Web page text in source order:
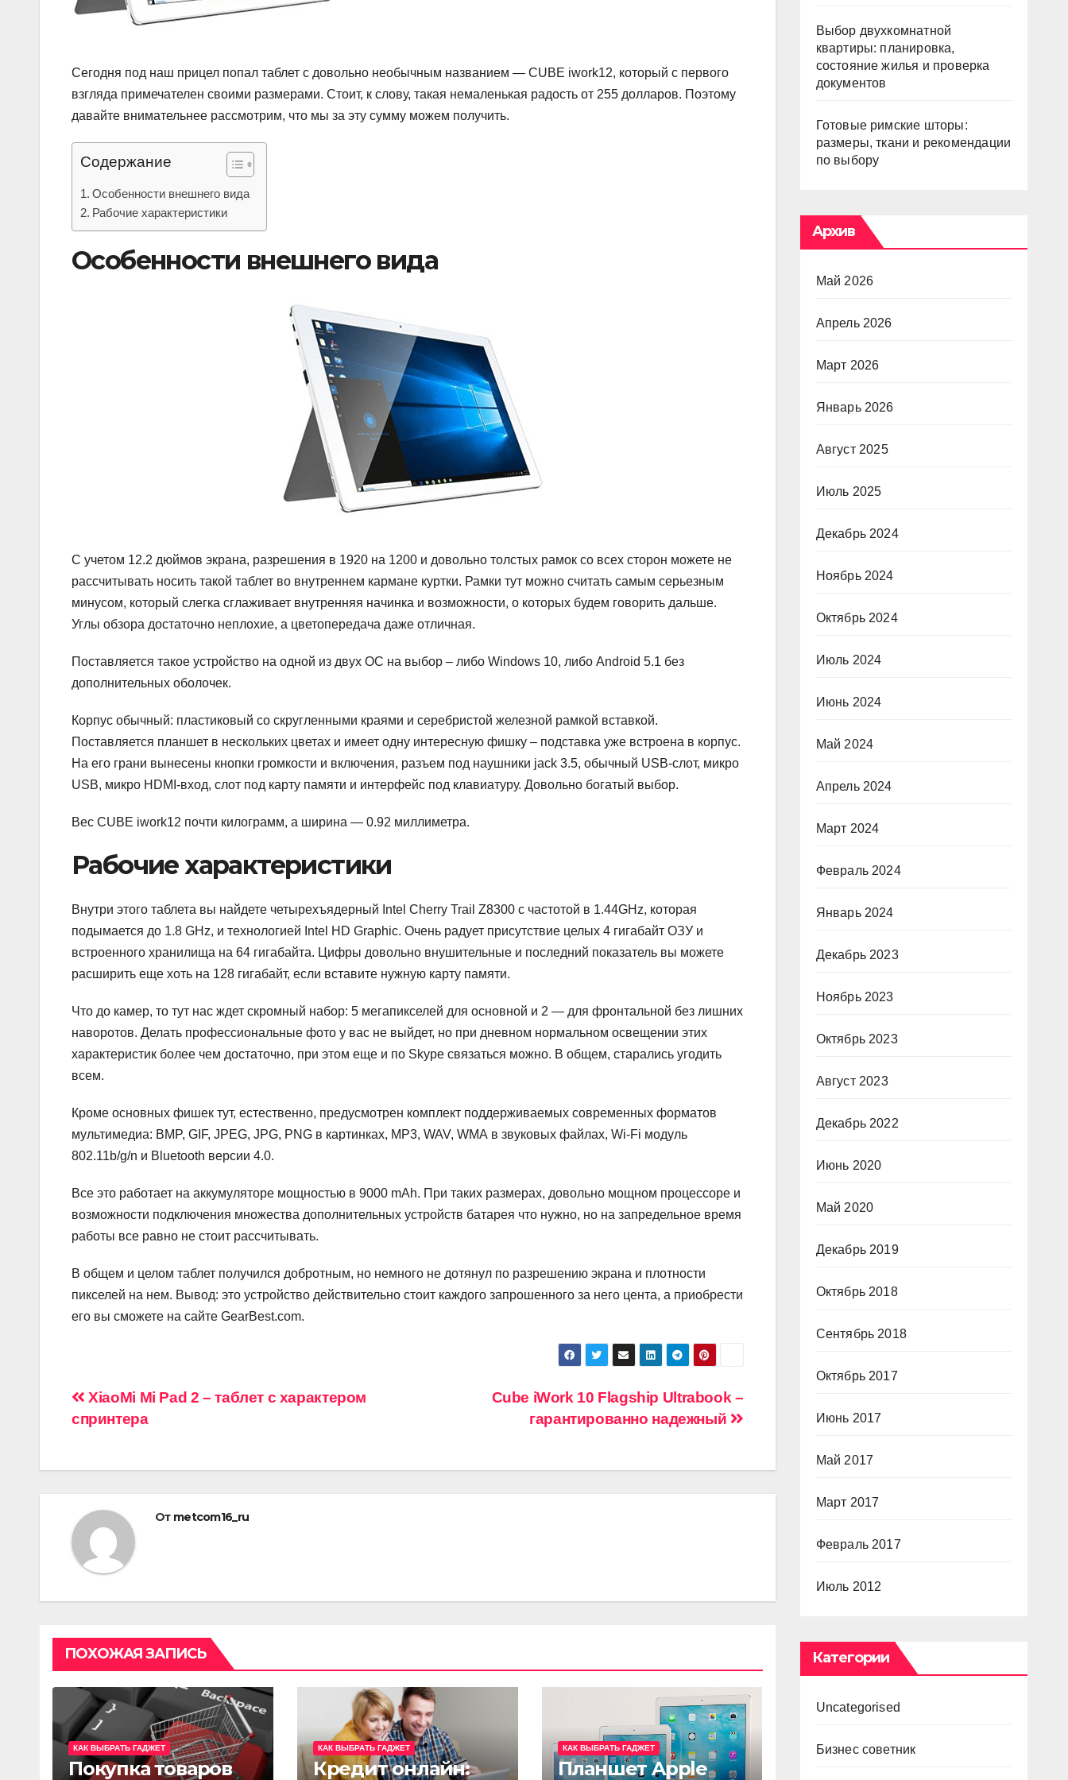
Сегодня под наш прицел попал таблет с довольно необычным названием — CUBE iwork12, который с первого
взгляда примечателен своими размерами. Стоит, к слову, такая немаленькая радость от 255 долларов. Поэтому
давайте внимательнее рассмотрим, что мы за эту сумму можем получить.
Содержание
Особенности внешнего вида
Рабочие характеристики
Особенности внешнего вида
С учетом 12.2 дюймов экрана, разрешения в 1920 на 1200 и довольно толстых рамок со всех сторон можете не
рассчитывать носить такой таблет во внутреннем кармане куртки. Рамки тут можно считать самым серьезным
минусом, который слегка сглаживает внутренняя начинка и возможности, о которых будем говорить дальше.
Углы обзора достаточно неплохие, а цветопередача даже отличная.
Поставляется такое устройство на одной из двух ОС на выбор – либо Windows 10, либо Android 5.1 без
дополнительных оболочек.
Корпус обычный: пластиковый со скругленными краями и серебристой железной рамкой вставкой.
Поставляется планшет в нескольких цветах и имеет одну интересную фишку – подставка уже встроена в корпус.
На его грани вынесены кнопки громкости и включения, разъем под наушники jack 3.5, обычный USB-слот, микро
USB, микро HDMI-вход, слот под карту памяти и интерфейс под клавиатуру. Довольно богатый выбор.
Вес CUBE iwork12 почти килограмм, а ширина — 0.92 миллиметра.
Рабочие характеристики
Внутри этого таблета вы найдете четырехъядерный Intel Cherry Trail Z8300 c частотой в 1.44GHz, которая
подымается до 1.8 GHz, и технологией Intel HD Graphic. Очень радует присутствие целых 4 гигабайт ОЗУ и
встроенного хранилища на 64 гигабайта. Цифры довольно внушительные и последний показатель вы можете
расширить еще хоть на 128 гигабайт, если вставите нужную карту памяти.
Что до камер, то тут нас ждет скромный набор: 5 мегапикселей для основной и 2 — для фронтальной без лишних
наворотов. Делать професcиональные фото у вас не выйдет, но при дневном нормальном освещении этих
характеристик более чем достаточно, при этом еще и по Skype связаться можно. В общем, старались угодить
всем.
Кроме основных фишек тут, естественно, предусмотрен комплект поддерживаемых современных форматов
мультимедиа: BMP, GIF, JPEG, JPG, PNG в картинках, MP3, WAV, WMA в звуковых файлах, Wi-Fi модуль
802.11b/g/n и Bluetooth версии 4.0.
Все это работает на аккумуляторе мощностью в 9000 mAh. При таких размерах, довольно мощном процессоре и
возможности подключения множества дополнительных устройств батарея что нужно, но на запредельное время
работы все равно не стоит рассчитывать.
В общем и целом таблет получился добротным, но немного не дотянул по разрешению экрана и плотности
пикселей на нем. Вывод: это устройство действительно стоит каждого запрошенного за него цента, а приобрести
его вы сможете на сайте GearBest.com.
Навигация
по
записям
Cube iWork 10 Flagship Ultrabook –
гарантированно надежный
XiaoMi Mi Pad 2 – таблет с характером
спринтера
От metcom16_ru
ПОХОЖАЯ ЗАПИСЬ
КАК ВЫБРАТЬ ГАДЖЕТ
Покупка товаров
КАК ВЫБРАТЬ ГАДЖЕТ
Кредит онлайн:
КАК ВЫБРАТЬ ГАДЖЕТ
Планшет Apple
Выбор двухкомнатной
квартиры: планировка,
состояние жилья и проверка
документов
Готовые римские шторы:
размеры, ткани и рекомендации
по выбору
Архив
Май 2026
Апрель 2026
Март 2026
Январь 2026
Август 2025
Июль 2025
Декабрь 2024
Ноябрь 2024
Октябрь 2024
Июль 2024
Июнь 2024
Май 2024
Апрель 2024
Март 2024
Февраль 2024
Январь 2024
Декабрь 2023
Ноябрь 2023
Октябрь 2023
Август 2023
Декабрь 2022
Июнь 2020
Май 2020
Декабрь 2019
Октябрь 2018
Сентябрь 2018
Октябрь 2017
Июнь 2017
Май 2017
Март 2017
Февраль 2017
Июль 2012
Категории
Uncategorised
Бизнес советник